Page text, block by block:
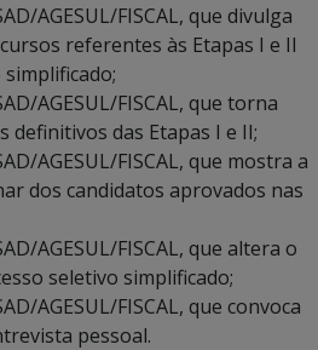
AGESUL/FISCAL, que divulga
referentes às Etapas I e II
AGESUL/FISCAL, que torna
definitivos das Etapas I e II;
AGESUL/FISCAL, que mostra a
dos candidatos aprovados nas
AGESUL/FISCAL, que altera o
seletivo simplificado;
AGESUL/FISCAL, que convoca
pessoal.